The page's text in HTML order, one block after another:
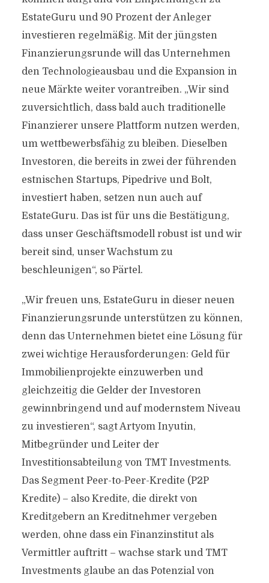
EstateGuru und 90 Prozent der Anleger
investieren regelmäßig. Mit der jüngsten
Finanzierungsrunde will das Unternehmen
den Technologieausbau und die Expansion in
neue Märkte weiter vorantreiben. „Wir sind
zuversichtlich, dass bald auch traditionelle
Finanzierer unsere Plattform nutzen werden,
um wettbewerbsfähig zu bleiben. Dieselben
Investoren, die bereits in zwei der führenden
estnischen Startups, Pipedrive und Bolt,
investiert haben, setzen nun auch auf
EstateGuru. Das ist für uns die Bestätigung,
dass unser Geschäftsmodell robust ist und wir
bereit sind, unser Wachstum zu
beschleunigen“, so Pärtel.
„Wir freuen uns, EstateGuru in dieser neuen
Finanzierungsrunde unterstützen zu können,
denn das Unternehmen bietet eine Lösung für
zwei wichtige Herausforderungen: Geld für
Immobilienprojekte einzuwerben und
gleichzeitig die Gelder der Investoren
gewinnbringend und auf modernstem Niveau
zu investieren“, sagt Artyom Inyutin,
Mitbegründer und Leiter der
Investitionsabteilung von TMT Investments.
Das Segment Peer-to-Peer-Kredite (P2P
Kredite) – also Kredite, die direkt von
Kreditgebern an Kreditnehmer vergeben
werden, ohne dass ein Finanzinstitut als
Vermittler auftritt – wachse stark und TMT
Investments glaube an das Potenzial von